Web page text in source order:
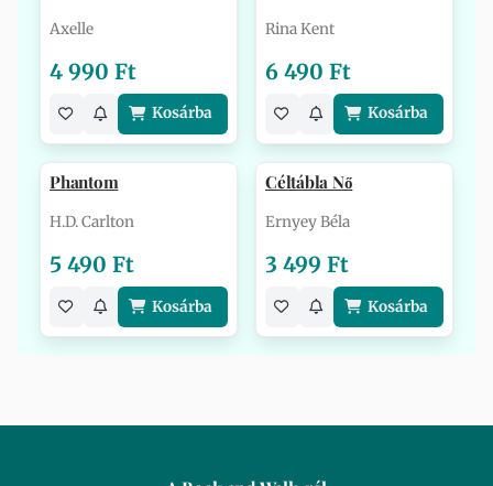
Axelle
4 990 Ft
Kosárba
Rina Kent
6 490 Ft
Kosárba
Phantom
H.D. Carlton
5 490 Ft
Kosárba
Céltábla Nő
Ernyey Béla
3 499 Ft
Kosárba